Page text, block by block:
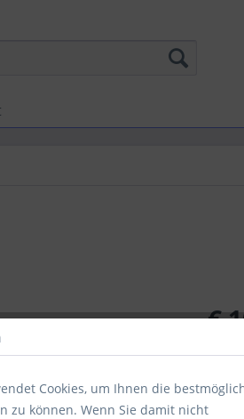
€
Cookies, um Ihnen die
zu können. Wenn Sie damit nicht